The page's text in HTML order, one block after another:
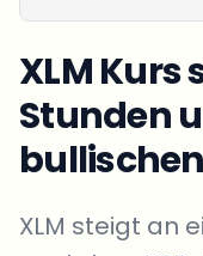
XLM Kurs
Stunden
XLM steigt an